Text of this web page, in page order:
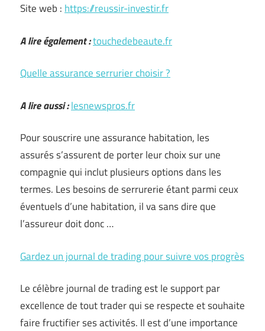
Site web : https://reussir-investir.fr
A lire également :touchedebeaute.fr
Quelle assurance serrurier choisir ?
A lire aussi :lesnewspros.fr
Pour souscrire une assurance habitation, les
assurés s’assurent de porter leur choix sur une
compagnie qui inclut plusieurs options dans les
termes. Les besoins de serrurerie étant parmi ceux
éventuels d’une habitation, il va sans dire que
l’assureur doit donc …
Gardez un journal de trading pour suivre vos progrès
Le célèbre journal de trading est le support par
excellence de tout trader qui se respecte et souhaite
faire fructifier ses activités. Il est d’une importance